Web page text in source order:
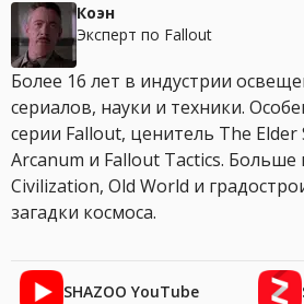
Коэн
Эксперт по Fallout
Более 16 лет в индустрии
сериалов, науки и техники.
серии Fallout, ценитель The
Arcanum и Fallout Tactics. Больше
Civilization, Old World и
загадки космоса.
SHAZOO YouTube